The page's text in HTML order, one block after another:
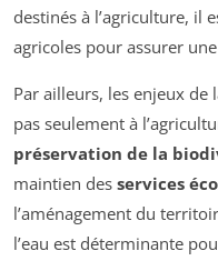
destinés à l’agriculture, il
agricoles pour assurer une
Par ailleurs, les enjeux de
pas seulement à
préservation de la
maintien des services
l’aménagement du
l’eau est déterminante